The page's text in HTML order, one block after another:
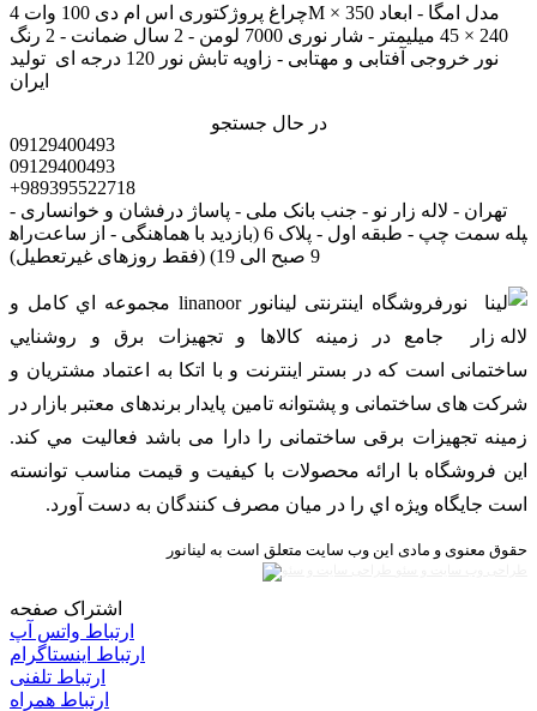
چراغ پروژکتوری اس ام دی 100 وات 4M مدل امگا - ابعاد 350 ×
240 × 45 میلیمتر - شار نوری 7000 لومن - 2 سال ضمانت - 2 رنگ
نور خروجی آفتابی و مهتابی - زاویه تابش نور 120 درجه ای تولید
ایران
در حال جستجو
09129400493
09129400493
+989395522718
تهران - لاله زار نو - جنب بانک ملی - پاساژ درفشان و خوانساری -
راه‎پله سمت چپ - طبقه اول - پلاک 6 (بازدید با هماهنگی - از ساعت
9 صبح الی 19) (فقط روزهای غیرتعطیل)
فروشگاه اینترنتی لینانور linanoor مجموعه اي کامل و
جامع در زمينه کالاها و تجهيزات برق و روشنايي
ساختمانی است که در بستر اينترنت و با اتکا به اعتماد مشتریان و
شرکت های ساختمانی و پشتوانه تامین پایدار برندهای معتبر بازار در
زمینه تجهیزات برقی ساختمانی را دارا می باشد فعالیت مي کند.
اين فروشگاه با ارائه محصولات با کيفيت و قيمت مناسب توانسته
است جايگاه ويژه اي را در ميان مصرف کنندگان به دست آورد.
حقوق معنوی و مادی این وب سایت متعلق است به لینانور
اشتراک صفحه
ارتباط واتس آپ
ارتباط اینستاگرام
ارتباط تلفنی
ارتباط همراه